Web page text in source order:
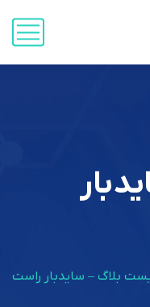
بلاگ – سایدبار راست